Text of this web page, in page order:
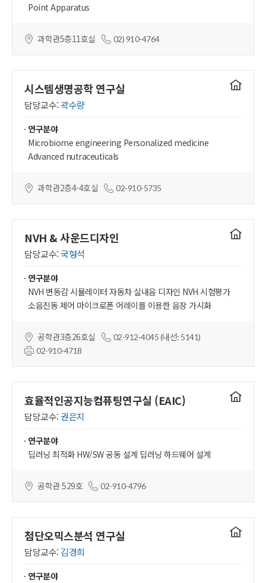
Point Apparatus
과학관5층11호실 02) 910-4764
시스템생명공학 연구실
담당교수: 곽수량
연구실
연구분야
Microbiome engineering Personalized medicine
Advanced nutraceuticals
과학관2층4-4호실 02-910-5735
NVH & 사운드디자인
담당교수:국형석
연구실
연구분야
NVH 변동감 시뮬레이터 자동차 실내음 디자인 NVH 시험평가
소음진동 제어 마이크로폰 어레이를 이용한 음장 가시화
공학관3층26호실
02-912-4045 (내선: 5141)
02-910-4718
효율적인공지능컴퓨팅연구실 (EAIC)
담당교수:권은지
연구실
연구분야
딥러닝 최적화 HW/SW 공동 설계 딥러닝 하드웨어 설계
공학관 529호 02-910-4796
첨단오믹스분석 연구실
담당교수: 김경희
연구실
연구분야